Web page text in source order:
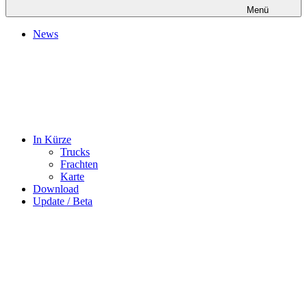
Menü
News
In Kürze
Trucks
Frachten
Karte
Download
Update / Beta